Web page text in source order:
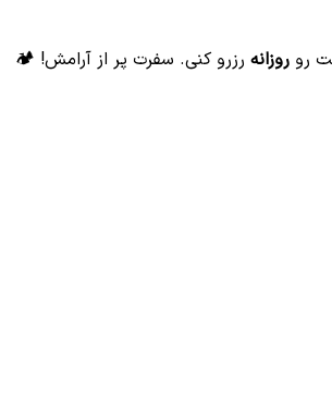
رو روزانه رزرو کنی. سفرت پر از آرامش! 🏕️